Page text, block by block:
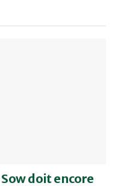
doit encore